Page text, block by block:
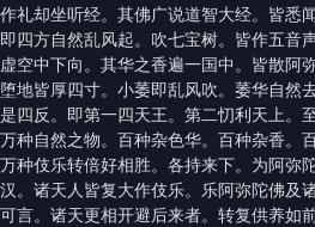
作礼却坐听经。其佛广说道智大经。皆悉
即四方自然乱风起。吹七宝树。皆作五音
虚空中下向。其华之香遍一国中。皆散阿
堕地皆厚四寸。小萎即乱风吹。萎华自然
是四反。即第一四天王。第二忉利天上。
万种自然之物。百种杂色华。百种杂香。
万种伎乐转倍好相胜。各持来下。为阿弥
汉。诸天人皆复大作伎乐。乐阿弥陀佛及
可言。诸天更相开避后来者。转复供养如